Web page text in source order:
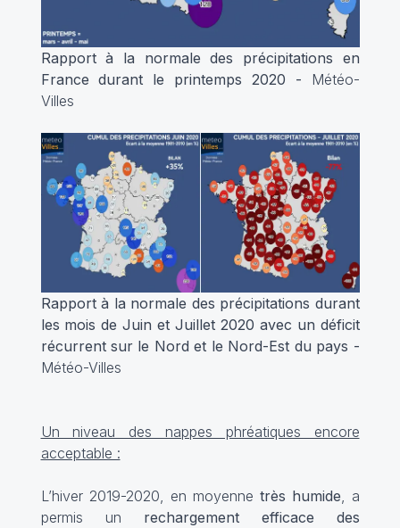
Rapport à la normale des précipitations en
France durant le printemps 2020 - Météo-
Villes
Rapport à la normale des précipitations durant
les mois de Juin et Juillet 2020 avec un déficit
récurrent sur le Nord et le Nord-Est du pays -
Météo-Villes
Un niveau des nappes phréatiques encore
acceptable :
L’hiver 2019-2020, en moyenne très humide, a
permis un rechargement efficace des